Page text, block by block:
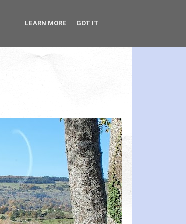
LEARN MORE GOT IT